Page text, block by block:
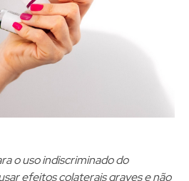
o uso indiscriminado do
efeitos colaterais graves e não